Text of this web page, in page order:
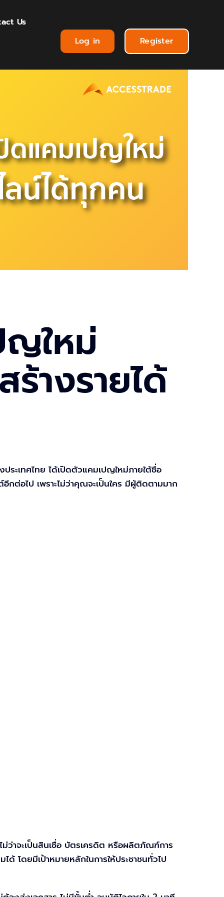
Us
Log in
Register
ญใหม่
างรายได้
ระเทศไทย ได้เปิดตัวแคมเปญใหม่ภายใต้ชื่อ
กต่อไป เพราะไม่ว่าคุณจะเป็นใคร มีผู้ติดตามมาก
ว่าจะเป็นสินเชื่อ บัตรเครดิต หรือผลิตภัณฑ์การ
โดยมีเป้าหมายหลักในการให้ประชาชนทั่วไป